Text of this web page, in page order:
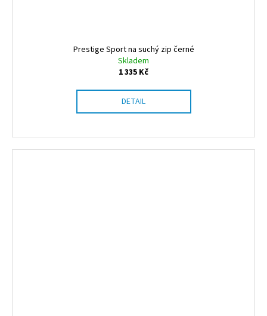
Prestige Sport na suchý zip černé
Skladem
1 335 Kč
DETAIL